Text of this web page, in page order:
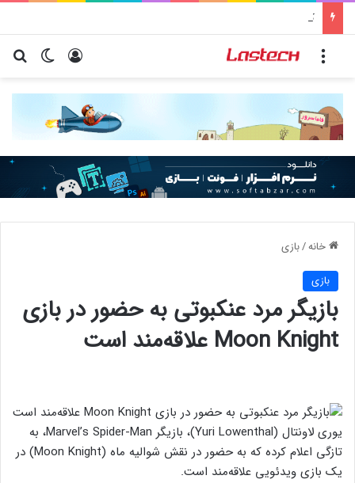
تغییر ورود
خانه/بازی
بازی
بازیگر مرد عنکبوتی به حضور در بازی
Moon Knight علاقه‌مند است
یوری لاونتال (Yuri Lowenthal)، بازیگر Marvel’s Spider-Man، به
تازگی اعلام کرده که به حضور در نقش شوالیه ماه (Moon Knight) در
یک بازی ویدئویی علاقه‌مند است.